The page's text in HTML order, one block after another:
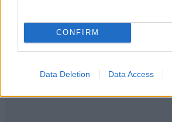
CONFIRM
Data Deletion Data Access